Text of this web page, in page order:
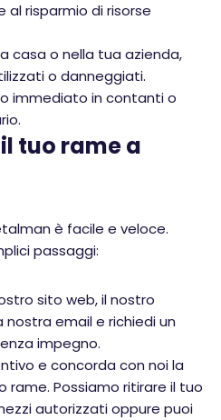
al risparmio di risorse
casa o nella tua azienda,
o danneggiati.
immediato in contanti o
tuo rame a
è facile e veloce.
passaggi:
sito web, il nostro
email e richiedi un
impegno.
e concorda con noi la
rame. Possiamo ritirare il tuo
autorizzati oppure puoi